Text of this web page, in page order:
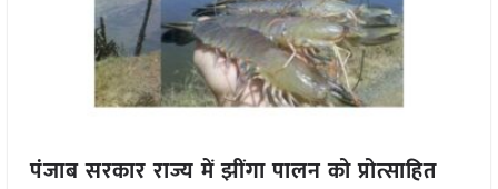
पंजाब सरकार राज्य में झींगा पालन को प्रोत्साहित